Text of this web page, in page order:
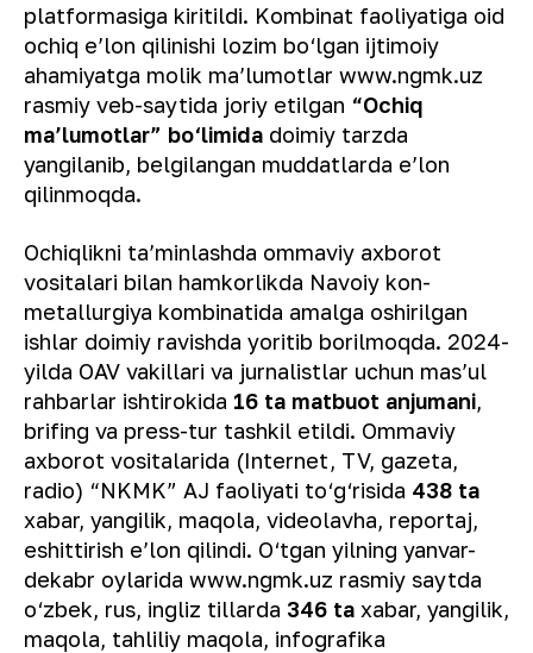
platformasiga kiritildi. Kombinat faoliyatiga oid
ochiq e’lon qilinishi lozim bo‘lgan ijtimoiy
ahamiyatga molik ma’lumotlar www.ngmk.uz
rasmiy veb-saytida joriy etilgan “Ochiq
ma’lumotlar” bo‘limida doimiy tarzda
yangilanib, belgilangan muddatlarda e’lon
qilinmoqda.
Ochiqlikni ta’minlashda ommaviy axborot
vositalari bilan hamkorlikda Navoiy kon-
metallurgiya kombinatida amalga oshirilgan
ishlar doimiy ravishda yoritib borilmoqda. 2024-
yilda OAV vakillari va jurnalistlar uchun mas’ul
rahbarlar ishtirokida 16 ta matbuot anjumani,
brifing va press-tur tashkil etildi. Ommaviy
axborot vositalarida (Internet, TV, gazeta,
radio) “NKMK” AJ faoliyati to‘g‘risida 438 ta
xabar, yangilik, maqola, videolavha, reportaj,
eshittirish e’lon qilindi. O‘tgan yilning yanvar-
dekabr oylarida www.ngmk.uz rasmiy saytda
o‘zbek, rus, ingliz tillarda 346 ta xabar, yangilik,
maqola, tahliliy maqola, infografika